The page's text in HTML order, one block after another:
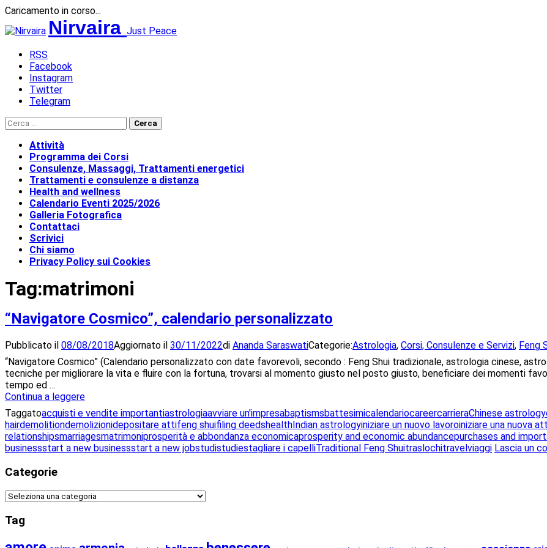
Caricamento in corso...
al
Nirvaira Just Peace
RSS
Facebook
Instagram
Twitter
Telegram
Ricerca per:
Attività
Programma dei Corsi
Consulenze, Massaggi, Trattamenti energetici
Trattamenti e consulenze a distanza
Health and wellness
Calendario Eventi 2025/2026
Galleria Fotografica
Contattaci
Scrivici
Chi siamo
Privacy Policy sui Cookies
Tag:matrimoni
“Navigatore Cosmico”, calendario personalizzato
Pubblicato il 08/08/2018Aggiornato il 30/11/2022di Ananda SaraswatiCategorie:Astrologia, Corsi, Consulenze e Servizi, Feng
“Navigatore Cosmico” (Calendario personalizzato con date favorevoli, secondo : Feng Shui tradizionale, astrologia cinese,
tecniche per migliorare la vita e fluire con la fortuna, trovarsi al momento giusto nel posto giusto, beneficiare dei momenti
tempo ed …
Continua a leggere“Navigatore
Cosmico”,
calendario
personalizzato
Taggatoacquisti e vendite importantiastrologiaavviare un'impresabaptismsbattesimicalendariocareercarrieraChinese astrology
hairdemolitiondemolizionidepositare attifeng shuifiling deedshealthIndian astrologyiniziare un nuovo lavoroiniziare una nuova
relationshipsmarriagesmatrimoniprosperità e abbondanza economicaprosperity and economic abundancepurchases and
businessstart a new businessstart a new jobstudistudiestagliare i capelliTraditional Feng Shuitraslochitravelviaggi Lascia un
Categorie
Categorie
Tag